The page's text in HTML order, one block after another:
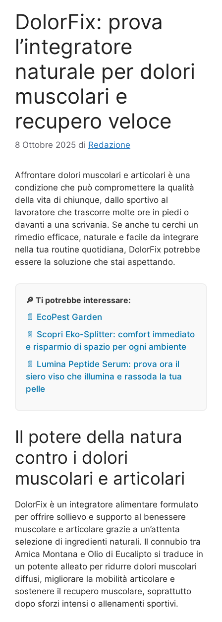
DolorFix: prova
l’integratore
naturale per dolori
muscolari e
recupero veloce
8 Ottobre 2025 di Redazione
Affrontare dolori muscolari e articolari è una
condizione che può compromettere la qualità
della vita di chiunque, dallo sportivo al
lavoratore che trascorre molte ore in piedi o
davanti a una scrivania. Se anche tu cerchi un
rimedio efficace, naturale e facile da integrare
nella tua routine quotidiana, DolorFix potrebbe
essere la soluzione che stai aspettando.
🔎 Ti potrebbe interessare:
📄 EcoPest Garden
📄 Scopri Eko-Splitter: comfort immediato
e risparmio di spazio per ogni ambiente
📄 Lumina Peptide Serum: prova ora il
siero viso che illumina e rassoda la tua
pelle
Il potere della natura
contro i dolori
muscolari e articolari
DolorFix è un integratore alimentare formulato
per offrire sollievo e supporto al benessere
muscolare e articolare grazie a un’attenta
selezione di ingredienti naturali. Il connubio tra
Arnica Montana e Olio di Eucalipto si traduce in
un potente alleato per ridurre dolori muscolari
diffusi, migliorare la mobilità articolare e
sostenere il recupero muscolare, soprattutto
dopo sforzi intensi o allenamenti sportivi.